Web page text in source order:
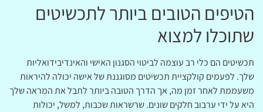
הטיפים הטובים ביותר לתכשיטים
שתוכלו למצוא
תכשיטים הם כלי רב עוצמה לביטוי הסגנון האישי והאינדיבידואליות
שלך. לפעמים קולקציית תכשיטים מסוגננת של אישה יכולה להיראות
משעממת לאחר זמן מה, אך הדרך הטובה ביותר לתבל את המראה שלך
היא על ידי ערבוב חלקים שונים. שרשראות שכבות, למשל, יכולות